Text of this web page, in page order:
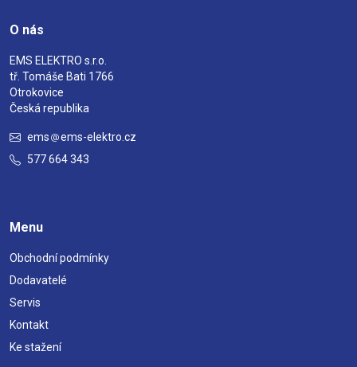
O nás
EMS ELEKTRO s.r.o.
tř. Tomáše Bati 1766
Otrokovice
Česká republika
ems
ems-elektro.cz
577 664 343
Menu
Obchodní podmínky
Dodavatelé
Servis
Kontakt
Ke stažení